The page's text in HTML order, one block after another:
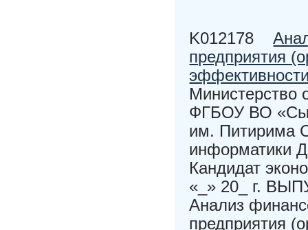
K012178
предприятия
Министерство
ФГБОУ ВО
им. Питирима
информатики
Кандидат
«_» 20_ г.
Анализ
предприятия